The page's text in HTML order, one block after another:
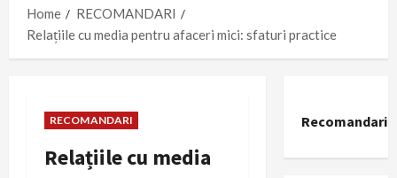
Home
RECOMANDARI
Relațiile cu media pentru afaceri mici: sfaturi practice
RECOMANDARI
Relațiile cu media
Recomandari